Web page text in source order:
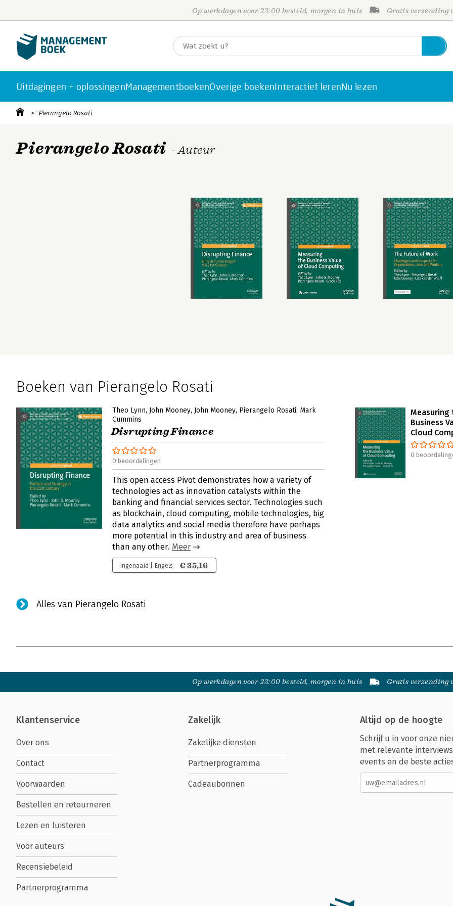
Op werkdagen voor 23:00 besteld, morgen in huis Gratis verzending
Uitdagingen + oplossingenManagementboekenOverige boekenInteractief lerenNu lezen
Pierangelo Rosati
Pierangelo Rosati - Auteur
Boeken van Pierangelo Rosati
Theo Lynn John Mooney John Mooney Pierangelo Rosati Mark
Cummins
Disrupting Finance
0 beoordelingen
This open access Pivot demonstrates how a variety of
technologies act as innovation catalysts within the
banking and financial services sector. Technologies such
as blockchain, cloud computing, mobile technologies, big
data analytics and social media therefore have perhaps
more potential in this industry and area of business
than any other. Meer
Ingenaaid | Engels € 35,16
Measuring
Business
Cloud
0
Alles van Pierangelo Rosati
Op werkdagen voor 23:00 besteld, morgen in huis Gratis verzending
Klantenservice
Over ons
Contact
Voorwaarden
Bestellen en retourneren
Lezen en luisteren
Voor auteurs
Recensiebeleid
Partnerprogramma
Zakelijk
Zakelijke diensten
Partnerprogramma
Cadeaubonnen
Altijd op de hoogte
Schrijf u in voor onze
met relevante
events en de beste